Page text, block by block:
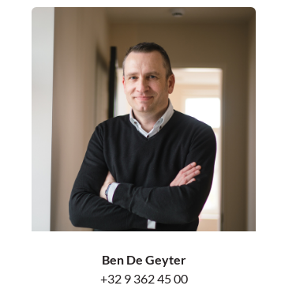
Ben De Geyter
+32 9 362 45 00